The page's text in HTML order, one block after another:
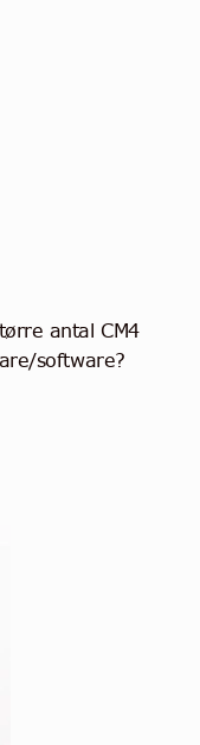
antal CM4
software?